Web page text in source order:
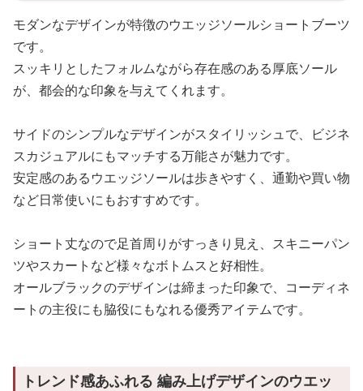
モダンなデザインが特徴のウエッジソールショートブーツ
です。
スッキリとしたフォルムながら存在感のある厚底ソール
が、都会的な印象を与えてくれます。
サイドのシンプルなデザインがスタイリッシュで、ビジネ
スカジュアルにもマッチする万能さが魅力です。
安定感のあるウエッジソールは歩きやすく、通勤や買い物
など日常使いにもおすすめです。
ショート丈なので足首周りがすっきり見え、スキニーパン
ツやスカートなど様々なボトムスと好相性。
オールブラックのデザインは締まった印象で、コーディネ
ートの主役にも脇役にもなれる優秀アイテムです。
トレンド感あふれる 編み上げデザインのウエッ